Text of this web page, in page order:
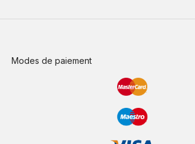
Modes de paiement